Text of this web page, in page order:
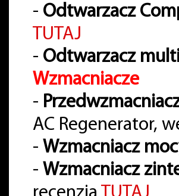
- Odtwarzacz
TUTAJ
- Odtwarzacz
Wzmacniacze
-
AC Regenerator,
- Wzmacniacz
- Wzmacniacz